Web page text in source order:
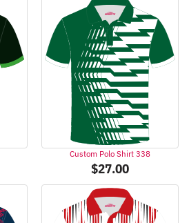
Custom Polo Shirt 338
$27.00